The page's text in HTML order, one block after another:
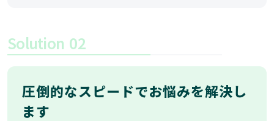
Solution 02
圧倒的なスピードでお悩みを解決し
ます